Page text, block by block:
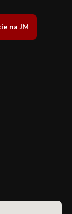
na JM